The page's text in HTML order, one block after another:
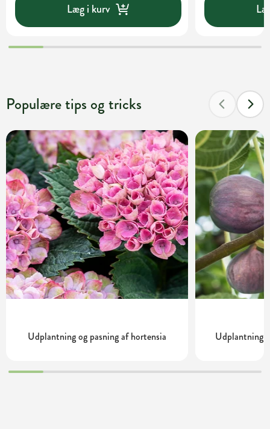
Læg i kurv
Populære tips og tricks
Udplantning og pasning af hortensia Udplantning